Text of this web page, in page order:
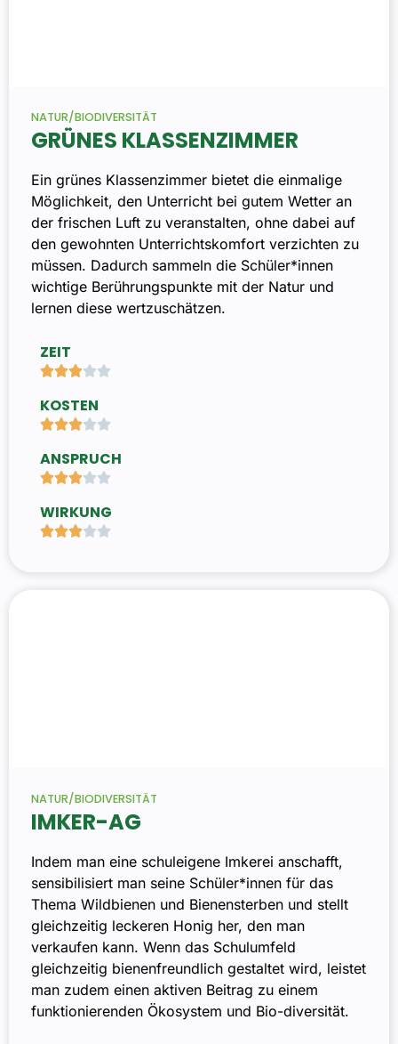
NATUR/BIODIVERSITÄT
GRÜNES KLASSENZIMMER
Ein grünes Klassenzimmer bietet die einmalige
Möglichkeit, den Unterricht bei gutem Wetter an
der frischen Luft zu veranstalten, ohne dabei auf
den gewohnten Unterrichtskomfort verzichten zu
müssen. Dadurch sammeln die Schüler*innen
wichtige Berührungspunkte mit der Natur und
lernen diese wertzuschätzen.
ZEIT

KOSTEN

ANSPRUCH

WIRKUNG

NATUR/BIODIVERSITÄT
IMKER-AG
Indem man eine schuleigene Imkerei anschafft,
sensibilisiert man seine Schüler*innen für das
Thema Wildbienen und Bienensterben und stellt
gleichzeitig leckeren Honig her, den man
verkaufen kann. Wenn das Schulumfeld
gleichzeitig bienenfreundlich gestaltet wird, leistet
man zudem einen aktiven Beitrag zu einem
funktionierenden Ökosystem und Bio-diversität.